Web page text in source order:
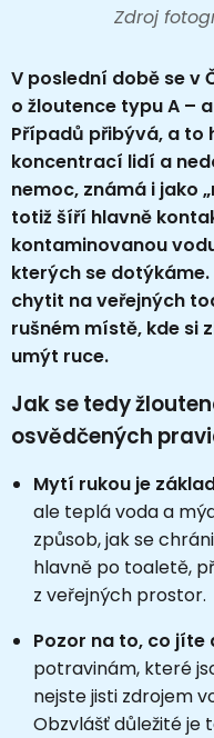
Zdroj
V poslední době se v
o žloutence typu A –
Případů přibývá, a to
koncentrací lidí a
nemoc, známá i jako
totiž šíří hlavně
kontaminovanou
kterých se
chytit na veřejných
rušném místě, kde si
umýt ruce.
Jak se tedy
osvědčených
Mytí rukou je
ale teplá voda a
způsob, jak se
hlavně po toaletě,
z veřejných prostor.
Pozor na to, co jíte
potravinám, které
nejste jisti zdrojem
Obzvlášť důležité je